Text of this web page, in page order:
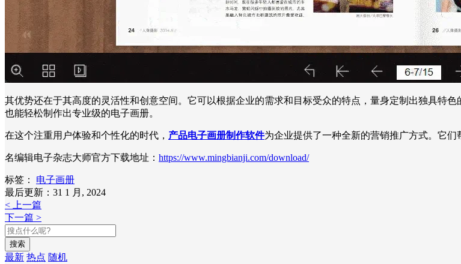
其优势还在于其高度的灵活性和创意空间。它可以根据企业的需求和目标受众的特点，量身定制出独具特
也能轻松制作出专业级的电子画册。
在这个注重用户体验和个性化的时代， 产品电子画册制作软件为企业提供了一种全新的营销推广方式。它们
名编辑电子杂志大师官方下载地址： https://www.mingbianji.com/download/
标签：
电子画册
最后更新：31 1 月, 2024
< 上一篇
下一篇 >
搜索
最新 热点 随机